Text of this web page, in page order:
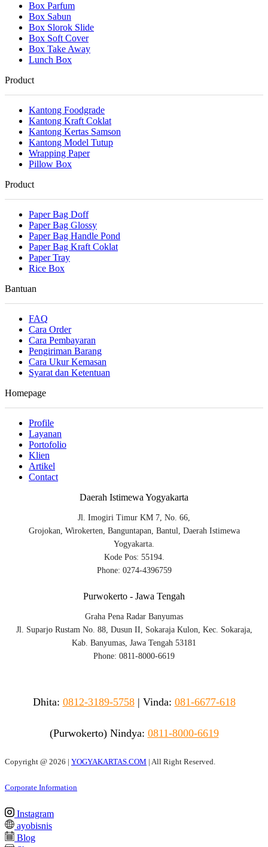
Box Parfum
Box Sabun
Box Slorok Slide
Box Soft Cover
Box Take Away
Lunch Box
Product
Kantong Foodgrade
Kantong Kraft Coklat
Kantong Kertas Samson
Kantong Model Tutup
Wrapping Paper
Pillow Box
Product
Paper Bag Doff
Paper Bag Glossy
Paper Bag Handle Pond
Paper Bag Kraft Coklat
Paper Tray
Rice Box
Bantuan
FAQ
Cara Order
Cara Pembayaran
Pengiriman Barang
Cara Ukur Kemasan
Syarat dan Ketentuan
Homepage
Profile
Layanan
Portofolio
Klien
Artikel
Contact
Daerah Istimewa Yogyakarta
Jl. Imogiri Timur KM 7, No. 66,
Grojokan, Wirokerten, Banguntapan, Bantul, Daerah Istimewa
Yogyakarta.
Kode Pos: 55194.
Phone: 0274-4396759
Purwokerto - Jawa Tengah
Graha Pena Radar Banyumas
Jl. Suparjo Rustam No. 88, Dusun II, Sokaraja Kulon, Kec. Sokaraja,
Kab. Banyumas, Jawa Tengah 53181
Phone: 0811-8000-6619
Dhita: 0812-3189-5758| Vinda: 081-6677-618
(Purwokerto) Nindya: 0811-8000-6619
Copyright @ 2026 | YOGYAKARTAS.COM | All Right Reserved.
Corporate Information
Instagram
ayobisnis
Blog